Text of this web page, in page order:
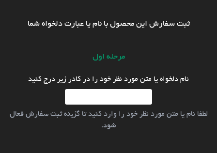
ثبت سفارش این محصول با نام یا عبارت دلخواه شما
مرحله اول
نام دلخواه یا متن مورد نظر خود را در کادر زیر درج کنید
لطفا نام یا متن مورد نظر خود را وارد کنید تا گزینه ثبت سفارش فعال
شود.